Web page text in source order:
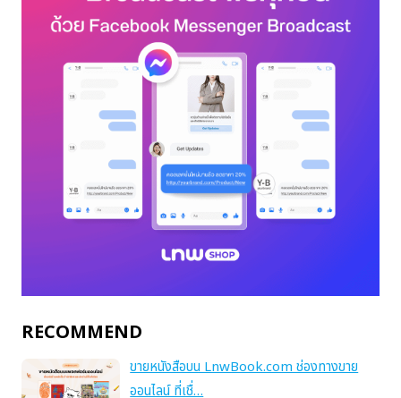
RECOMMEND
ขายหนังสือบน LnwBook.com ช่องทางขาย
ออนไลน์ ที่เชื่…